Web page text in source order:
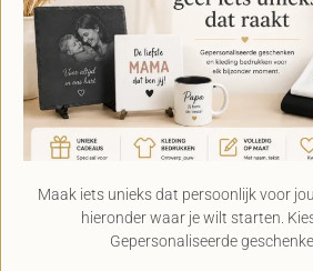
Maak iets unieks dat persoonlijk voor
hieronder waar je wilt starten.
Gepersonaliseerde